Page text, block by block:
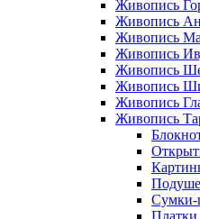
Живопись
Живопись
Живопись
Живопись
Живопись
Живопись
Живопись
Живопись
Сумки-
Платки